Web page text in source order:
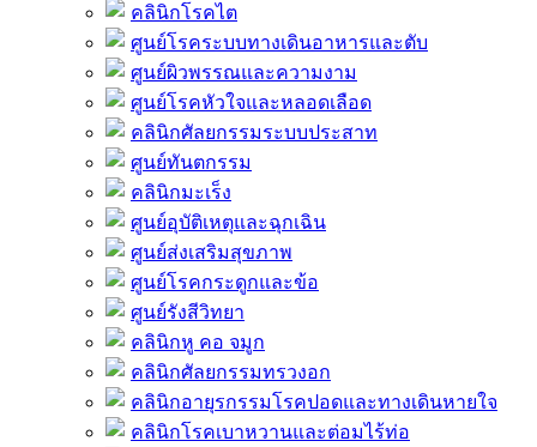
คลินิกโรคไต
ศูนย์โรคระบบทางเดินอาหารและตับ
ศูนย์ผิวพรรณและความงาม
ศูนย์โรคหัวใจและหลอดเลือด
คลินิกศัลยกรรมระบบประสาท
ศูนย์ทันตกรรม
คลินิกมะเร็ง
ศูนย์อุบัติเหตุและฉุกเฉิน
ศูนย์ส่งเสริมสุขภาพ
ศูนย์โรคกระดูกและข้อ
ศูนย์รังสีวิทยา
คลินิกหู คอ จมูก
คลินิกศัลยกรรมทรวงอก
คลินิกอายุรกรรมโรคปอดและทางเดินหายใจ
คลินิกโรคเบาหวานและต่อมไร้ท่อ